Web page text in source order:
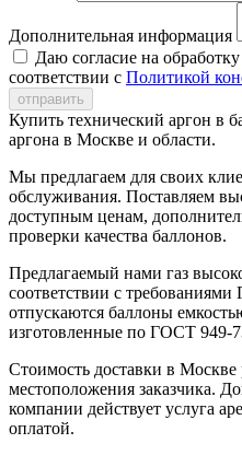
Дополнительная информация
Даю согласие на
соответствии с Политикой
отправить
Купить технический аргон в
аргона в Москве и области.
Мы предлагаем для своих
обслуживания. Поставляем
доступным ценам,
проверки качества баллонов.
Предлагаемый нами газ
соответствии с
отпускаются баллоны
изготовленные по ГОСТ 949-
Стоимость доставки в Москве
местоположения заказчика.
компании действует услуга
оплатой.